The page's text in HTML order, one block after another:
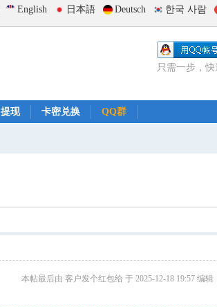
English 日本語 Deutsch 한국 사람
只需一步，
提现 卡密兑换 QQ群
本帖最后由 客户发个红包给 于 2025-12-18 19:57 编辑